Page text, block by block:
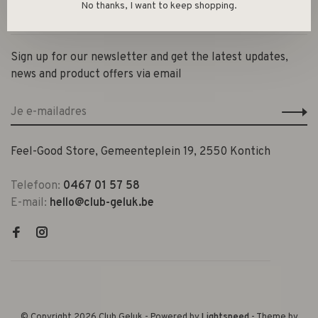
Contact en openingsuren
Sign up for our newsletter and get the latest updates,
news and product offers via email
Feel-Good Store, Gemeenteplein 19, 2550 Kontich
Telefoon: 0467 01 57 58
E-mail: hello@club-geluk.be
No thanks, I want to keep shopping.